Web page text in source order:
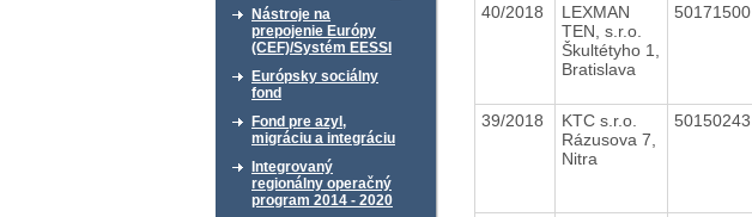
Nástroje na
prepojenie Európy
(CEF)/Systém EESSI
Európsky sociálny
fond
Fond pre azyl,
migráciu a integráciu
Integrovaný
regionálny operačný
program 2014 - 2020
40/2018
LEXMAN
TEN, s.r.o.
Škultétyho 1,
Bratislava
50171500
39/2018
KTC s.r.o.
Rázusova 7,
Nitra
50150243